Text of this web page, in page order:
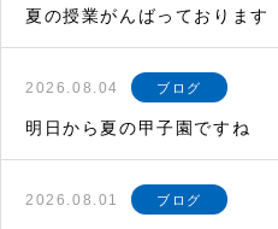
夏の授業がんばっております
2026.08.04 ブログ
明日から夏の甲子園ですね
2026.08.01 ブログ